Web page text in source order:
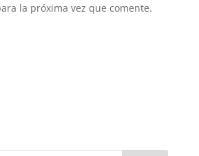
la próxima vez que comente.